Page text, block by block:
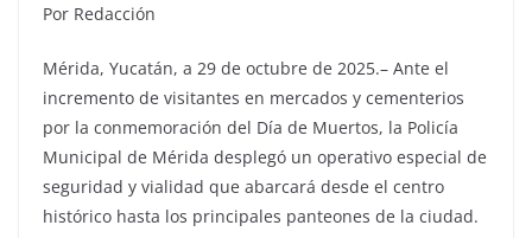
Por Redacción
Mérida, Yucatán, a 29 de octubre de 2025.– Ante el
incremento de visitantes en mercados y cementerios
por la conmemoración del Día de Muertos, la Policía
Municipal de Mérida desplegó un operativo especial de
seguridad y vialidad que abarcará desde el centro
histórico hasta los principales panteones de la ciudad.